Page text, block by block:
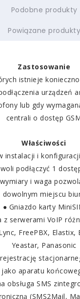
Podobne produkty
Powiązane produkty
Zastosowanie
istnieje
urządzeń
lub gdy
centrali o dostęp
Właściwości
instalacji i
podłączyć 1
i waga
dowolnym miejscu
● Gniazdo karty
z serwerami VoIP
FreePBX, Elastix,
Yeastar, Panasonic
jako aparatu
obsługa SMS
(SMS2Mail,